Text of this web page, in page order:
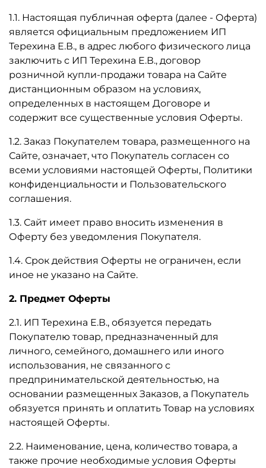
1.1. Настоящая публичная оферта (далее - Оферта)
является официальным предложением ИП
Терехина Е.В., в адрес любого физического лица
заключить с ИП Терехина Е.В., договор
розничной купли-продажи товара на Сайте
дистанционным образом на условиях,
определенных в настоящем Договоре и
содержит все существенные условия Оферты.
1.2. Заказ Покупателем товара, размещенного на
Сайте, означает, что Покупатель согласен со
всеми условиями настоящей Оферты, Политики
конфиденциальности и Пользовательского
соглашения.
1.3. Сайт имеет право вносить изменения в
Оферту без уведомления Покупателя.
1.4. Срок действия Оферты не ограничен, если
иное не указано на Сайте.
2. Предмет Оферты
2.1. ИП Терехина Е.В., обязуется передать
Покупателю товар, предназначенный для
личного, семейного, домашнего или иного
использования, не связанного с
предпринимательской деятельностью, на
основании размещенных Заказов, а Покупатель
обязуется принять и оплатить Товар на условиях
настоящей Оферты.
2.2. Наименование, цена, количество товара, а
также прочие необходимые условия Оферты